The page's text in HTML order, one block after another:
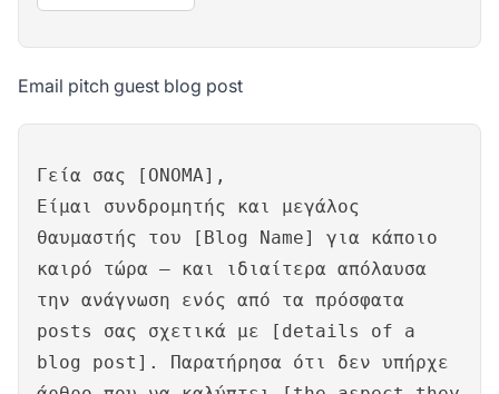
Email pitch guest blog post
Γεία σας [ΟΝΟΜΑ],
Είμαι συνδρομητής και μεγάλος
θαυμαστής του [Blog Name] για κάποιο
καιρό τώρα – και ιδιαίτερα απόλαυσα
την ανάγνωση ενός από τα πρόσφατα
posts σας σχετικά με [details of a
blog post]. Παρατήρησα ότι δεν υπήρχε